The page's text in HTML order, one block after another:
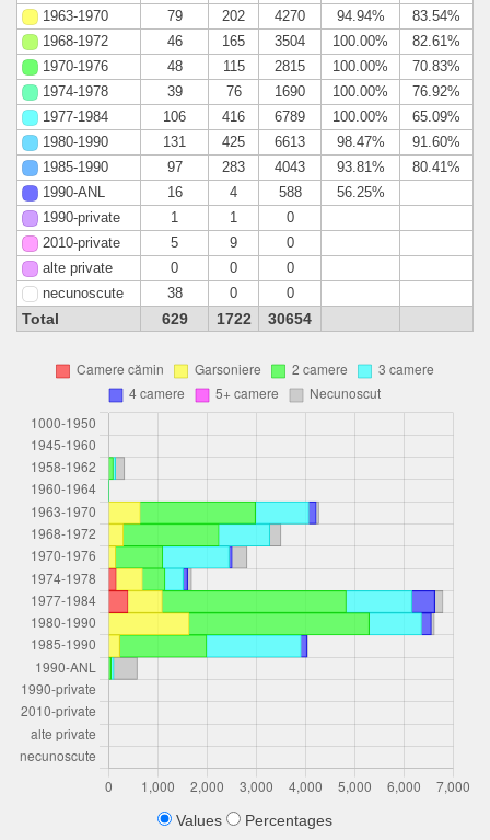
1963-1970
79 202 4270 94.94%
83.54%
1968-1972
46 165 3504 100.00%
82.61%
1970-1976
48 115 2815 100.00%
70.83%
1974-1978
39 76 1690 100.00%
76.92%
1977-1984
106 416 6789 100.00%
65.09%
1980-1990
131 425 6613 98.47%
91.60%
1985-1990
97 283 4043 93.81%
80.41%
1990-ANL
16 4 588
56.25%
1990-private
1 1
0
2010-private
5 9
0
alte private
0 0
0
necunoscute
38 0 0
Total 629 1722 30654
Values Percentages